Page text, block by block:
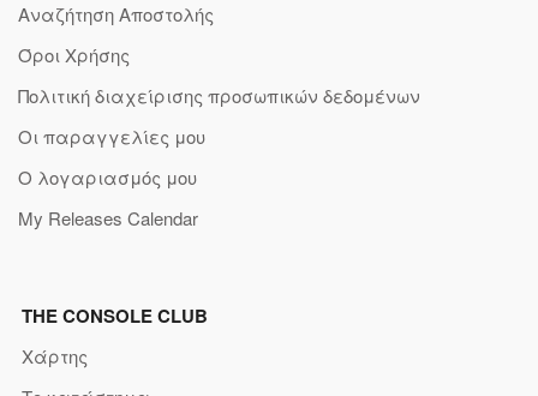
Αναζήτηση Αποστολής
Όροι Χρήσης
Πολιτική διαχείρισης προσωπικών δεδομένων
Οι παραγγελίες μου
Ο λογαριασμός μου
My Releases Calendar
THE CONSOLE CLUB
Χάρτης